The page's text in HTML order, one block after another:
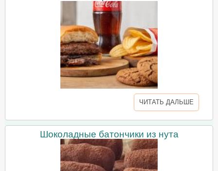
ЧИТАТЬ ДАЛЬШЕ
Шоколадные батончики из нута